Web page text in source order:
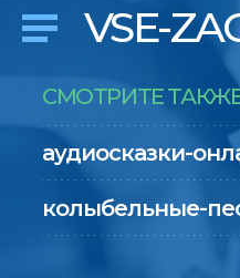
VSE-
СМОТРИТЕ
аудиосказки-
колыбельные-